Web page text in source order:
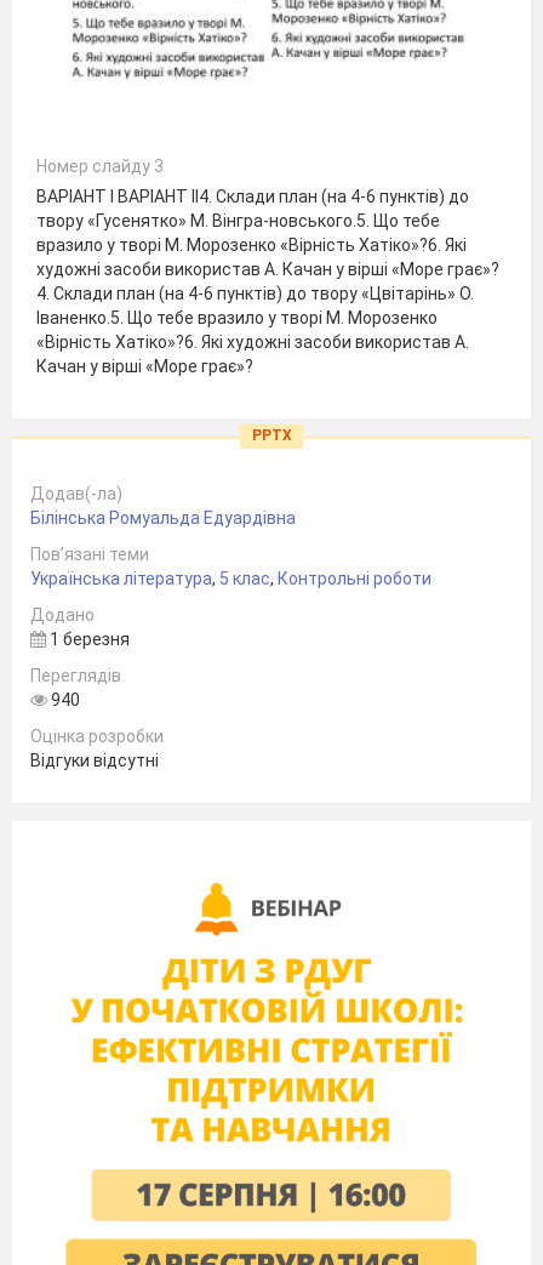
Номер слайду 3
ВАРІАНТ І ВАРІАНТ ІІ4. Склади план (на 4-6 пунктів) до
твору «Гусенятко» М. Вінгра-новського.5. Що тебе
вразило у творі М. Морозенко «Вірність Хатіко»?6. Які
художні засоби використав А. Качан у вірші «Море грає»?
4. Склади план (на 4-6 пунктів) до твору «Цвітарінь» О.
Іваненко.5. Що тебе вразило у творі М. Морозенко
«Вірність Хатіко»?6. Які художні засоби використав А.
Качан у вірші «Море грає»?
PPTX
Додав(-ла)
Білінська Ромуальда Едуардівна
Пов’язані теми
Українська література, 5 клас, Контрольні роботи
Додано
1 березня
Переглядів
940
Оцінка розробки
Відгуки відсутні